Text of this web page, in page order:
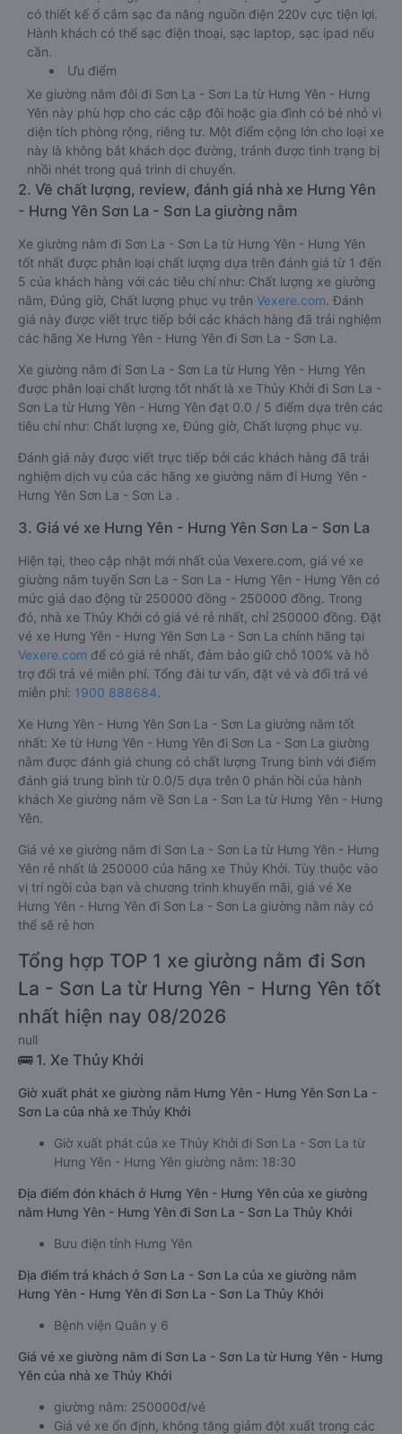
có thiết kế ổ cắm sạc đa năng nguồn điện 220v cực tiện lợi.
Hành khách có thể sạc điện thoại, sạc laptop, sạc ipad nếu
cần.
Ưu điểm
Xe giường nằm đôi đi Sơn La - Sơn La từ Hưng Yên - Hưng
Yên này phù hợp cho các cặp đôi hoặc gia đình có bé nhỏ vì
diện tích phòng rộng, riêng tư. Một điểm cộng lớn cho loại xe
này là không bắt khách dọc đường, tránh được tình trạng bị
nhồi nhét trong quá trình di chuyển.
2. Về chất lượng, review, đánh giá nhà xe Hưng Yên
- Hưng Yên Sơn La - Sơn La giường nằm
Xe giường nằm đi Sơn La - Sơn La từ Hưng Yên - Hưng Yên
tốt nhất được phân loại chất lượng dựa trên đánh giá từ 1 đến
5 của khách hàng với các tiêu chí như: Chất lượng xe giường
nằm, Đúng giờ, Chất lượng phục vụ trên Vexere.com. Đánh
giá này được viết trực tiếp bởi các khách hàng đã trải nghiệm
các hãng Xe Hưng Yên - Hưng Yên đi Sơn La - Sơn La.
Xe giường nằm đi Sơn La - Sơn La từ Hưng Yên - Hưng Yên
được phân loại chất lượng tốt nhất là xe Thủy Khởi đi Sơn La -
Sơn La từ Hưng Yên - Hưng Yên đạt 0.0 / 5 điểm dựa trên các
tiêu chí như: Chất lượng xe, Đúng giờ, Chất lượng phục vụ.
Đánh giá này được viết trực tiếp bởi các khách hàng đã trải
nghiệm dịch vụ của các hãng xe giường nằm đi Hưng Yên -
Hưng Yên Sơn La - Sơn La .
3. Giá vé xe Hưng Yên - Hưng Yên Sơn La - Sơn La
Hiện tại, theo cập nhật mới nhất của Vexere.com, giá vé xe
giường nằm tuyến Sơn La - Sơn La - Hưng Yên - Hưng Yên có
mức giá dao động từ 250000 đồng - 250000 đồng. Trong
đó, nhà xe Thủy Khởi có giá vé rẻ nhất, chỉ 250000 đồng. Đặt
vé xe Hưng Yên - Hưng Yên Sơn La - Sơn La chính hãng tại
Vexere.com để có giá rẻ nhất, đảm bảo giữ chỗ 100% và hỗ
trợ đổi trả vé miễn phí. Tổng đài tư vấn, đặt vé và đổi trả vé
miễn phí: 1900 888684.
Xe Hưng Yên - Hưng Yên Sơn La - Sơn La giường nằm tốt
nhất: Xe từ Hưng Yên - Hưng Yên đi Sơn La - Sơn La giường
nằm được đánh giá chung có chất lượng Trung bình với điểm
đánh giá trung bình từ 0.0/5 dựa trên 0 phản hồi của hành
khách Xe giường nằm về Sơn La - Sơn La từ Hưng Yên - Hưng
Yên.
Giá vé xe giường nằm đi Sơn La - Sơn La từ Hưng Yên - Hưng
Yên rẻ nhất là 250000 của hãng xe Thủy Khởi. Tùy thuộc vào
vị trí ngồi của bạn và chương trình khuyến mãi, giá vé Xe
Hưng Yên - Hưng Yên đi Sơn La - Sơn La giường nằm này có
thể sẽ rẻ hơn
Tổng hợp TOP 1 xe giường nằm đi Sơn
La - Sơn La từ Hưng Yên - Hưng Yên tốt
nhất hiện nay 08/2026
null
🚌 1. Xe Thủy Khởi
Giờ xuất phát xe giường nằm Hưng Yên - Hưng Yên Sơn La -
Sơn La của nhà xe Thủy Khởi
Giờ xuất phát của xe Thủy Khởi đi Sơn La - Sơn La từ
Hưng Yên - Hưng Yên giường nằm: 18:30
Địa điểm đón khách ở Hưng Yên - Hưng Yên của xe giường
nằm Hưng Yên - Hưng Yên đi Sơn La - Sơn La Thủy Khởi
Bưu điện tỉnh Hưng Yên
Địa điểm trả khách ở Sơn La - Sơn La của xe giường nằm
Hưng Yên - Hưng Yên đi Sơn La - Sơn La Thủy Khởi
Bệnh viện Quân y 6
Giá vé xe giường nằm đi Sơn La - Sơn La từ Hưng Yên - Hưng
Yên của nhà xe Thủy Khởi
giường nằm: 250000đ/vé
Giá vé xe ổn định, không tăng giảm đột xuất trong các